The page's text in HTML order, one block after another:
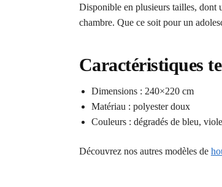
Disponible en plusieurs tailles, dont
chambre. Que ce soit pour un
Caractéristiques
Dimensions : 240×220 cm
Matériau : polyester doux
Couleurs : dégradés de bleu,
Découvrez nos autres modèles de